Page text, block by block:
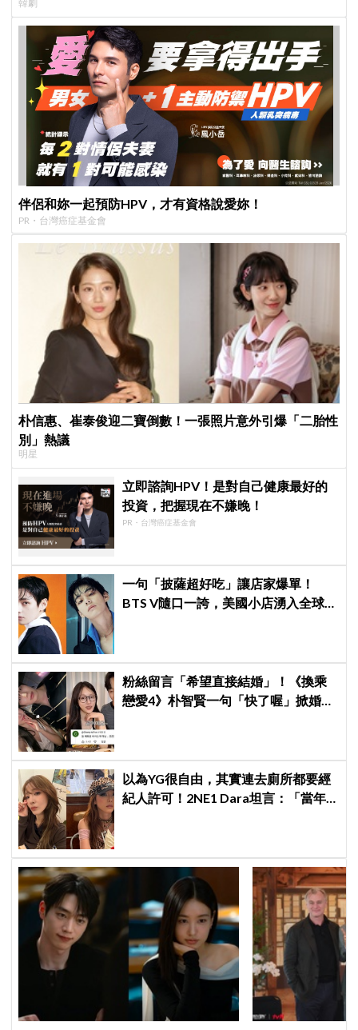
韓劇
伴侶和妳一起預防HPV，才有資格說愛妳！
PR・台灣癌症基金會
朴信惠、崔泰俊迎二寶倒數！一張照片意外引爆「二胎性
別」熱議
明星
立即諮詢HPV！是對自己健康最好的
投資，把握現在不嫌晚！
PR・台灣癌症基金會
一句「披薩超好吃」讓店家爆單！
BTS V隨口一誇，美國小店湧入全球
粉絲留言「希望直接結婚」！《換乘
戀愛4》朴智賢一句「快了喔」掀婚訊
以為YG很自由，其實連去廁所都要經
紀人許可！2NE1 Dara坦言：「當年